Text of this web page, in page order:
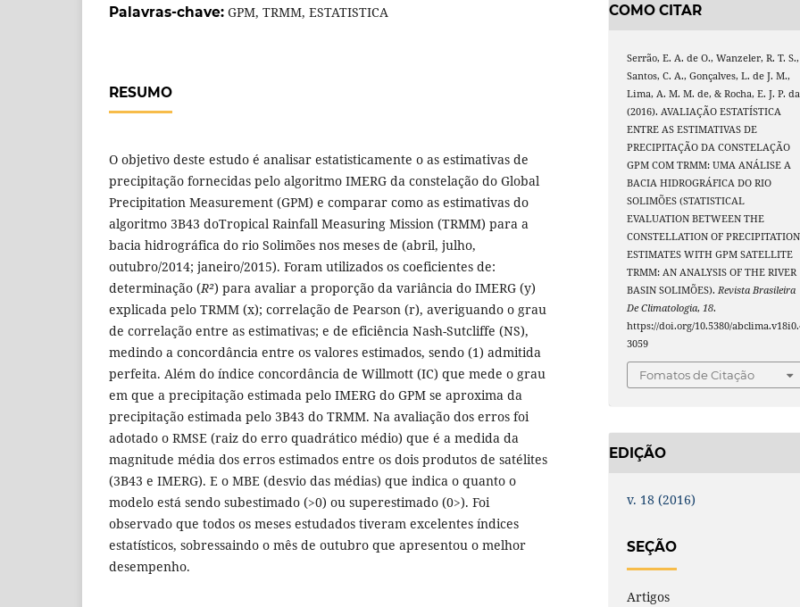
Palavras-chave: GPM, TRMM, ESTATISTICA
RESUMO
O objetivo deste estudo é analisar estatisticamente o as estimativas de
precipitação fornecidas pelo algoritmo IMERG da constelação do Global
Precipitation Measurement (GPM) e comparar como as estimativas do
algoritmo 3B43 doTropical Rainfall Measuring Mission (TRMM) para a
bacia hidrográfica do rio Solimões nos meses de (abril, julho,
outubro/2014; janeiro/2015). Foram utilizados os coeficientes de:
determinação (R²) para avaliar a proporção da variância do IMERG (y)
explicada pelo TRMM (x); correlação de Pearson (r), averiguando o grau
de correlação entre as estimativas; e de eficiência Nash-Sutcliffe (NS),
medindo a concordância entre os valores estimados, sendo (1) admitida
perfeita. Além do índice concordância de Willmott (IC) que mede o grau
em que a precipitação estimada pelo IMERG do GPM se aproxima da
precipitação estimada pelo 3B43 do TRMM. Na avaliação dos erros foi
adotado o RMSE (raiz do erro quadrático médio) que é a medida da
magnitude média dos erros estimados entre os dois produtos de satélites
(3B43 e IMERG). E o MBE (desvio das médias) que indica o quanto o
modelo está sendo subestimado (>0) ou superestimado (0>). Foi
observado que todos os meses estudados tiveram excelentes índices
estatísticos, sobressaindo o mês de outubro que apresentou o melhor
desempenho.
COMO CITAR
Serrão, E. A. de O., Wanzeler, R. T. S.,
Santos, C. A., Gonçalves, L. de J. M.,
Lima, A. M. M. de, & Rocha, E. J. P.
(2016). AVALIAÇÃO ESTATÍSTICA
ENTRE AS ESTIMATIVAS DE
PRECIPITAÇÃO DA CONSTELAÇÃO
GPM COM TRMM: UMA ANÁLISE A
BACIA HIDROGRÁFICA DO RIO
SOLIMÕES (STATISTICAL
EVALUATION BETWEEN THE
CONSTELLATION OF PRECIPITATION
ESTIMATES WITH GPM SATELLITE
TRMM: AN ANALYSIS OF THE RIVER
BASIN SOLIMÕES). Revista Brasileira
De Climatologia, 18.
https://doi.org/10.5380/
3059
Fomatos de Citação
EDIÇÃO
v. 18 (2016)
SEÇÃO
Artigos